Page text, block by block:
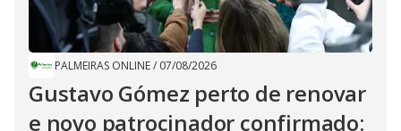
PALMEIRAS ONLINE/ 07/08/2026
Gustavo Gómez perto de renovar
e novo patrocinador confirmado: